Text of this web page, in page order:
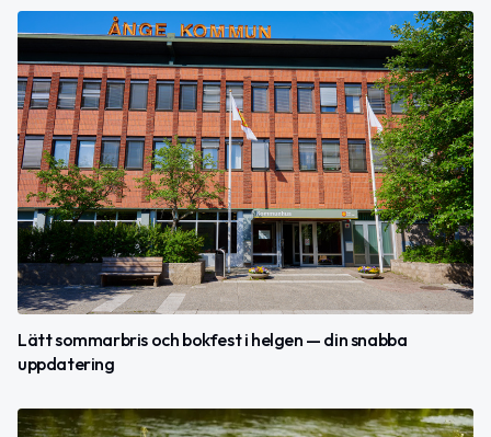
Lätt sommarbris och bokfest i helgen — din snabba
uppdatering